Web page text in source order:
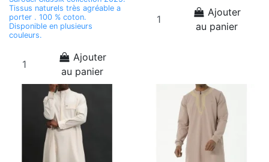
Tissus naturels très agréable a
porter . 100 % coton.
Disponible en plusieurs
couleurs.
Ajouter
au panier
Ajouter
au panier